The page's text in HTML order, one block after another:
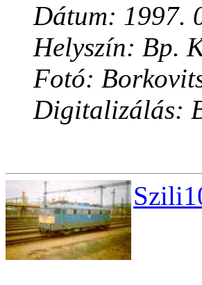
Dátum: 1997.
Helyszín: Bp.
Fotó:
Digitalizálás: